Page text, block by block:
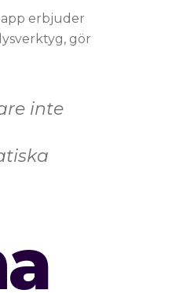
app erbjuder
gör
inte